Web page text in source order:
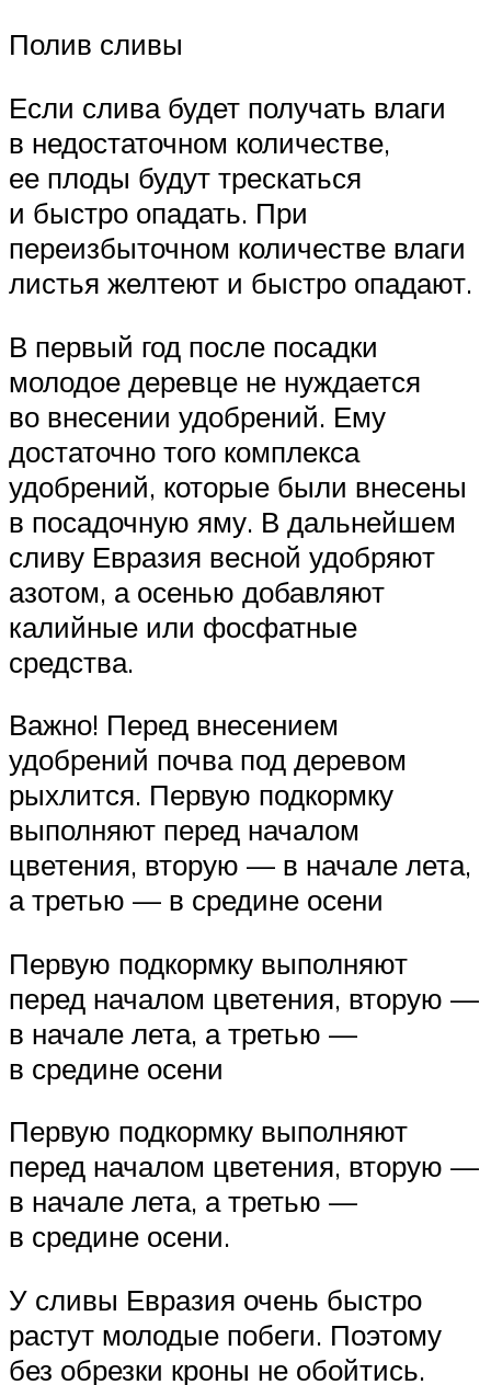
Полив сливы
Если слива будет получать влаги
в недостаточном количестве,
ее плоды будут трескаться
и быстро опадать. При
переизбыточном количестве влаги
листья желтеют и быстро опадают.
В первый год после посадки
молодое деревце не нуждается
во внесении удобрений. Ему
достаточно того комплекса
удобрений, которые были внесены
в посадочную яму. В дальнейшем
сливу Евразия весной удобряют
азотом, а осенью добавляют
калийные или фосфатные
средства.
Важно! Перед внесением
удобрений почва под деревом
рыхлится. Первую подкормку
выполняют перед началом
цветения, вторую — в начале лета,
а третью — в средине осени
Первую подкормку выполняют
перед началом цветения, вторую —
в начале лета, а третью —
в средине осени
Первую подкормку выполняют
перед началом цветения, вторую —
в начале лета, а третью —
в средине осени.
У сливы Евразия очень быстро
растут молодые побеги. Поэтому
без обрезки кроны не обойтись.